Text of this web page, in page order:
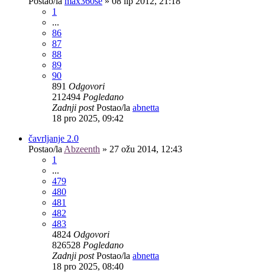
1
...
86
87
88
89
90
891 Odgovori
212494 Pogledano
Zadnji postPostao/la abnetta
18 pro 2025, 09:42
čavrljanje 2.0
Postao/la Abzeenth » 27 ožu 2014, 12:43
1
...
479
480
481
482
483
4824 Odgovori
826528 Pogledano
Zadnji postPostao/la abnetta
18 pro 2025, 08:40